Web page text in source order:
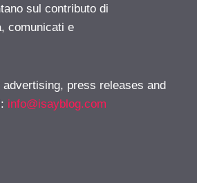
sul contributo di
comunicati e
press releases and
: info@isayblog.com